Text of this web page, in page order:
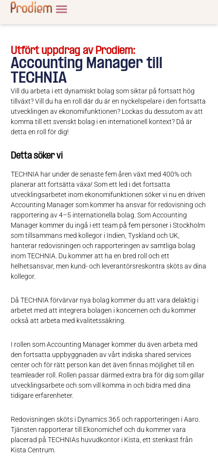
Utfört uppdrag av Prodiem:
Accounting Manager till
TECHNIA
Vill du arbeta i ett dynamiskt bolag som siktar på fortsatt hög
tillväxt? Vill du ha en roll där du är en nyckelspelare i den fortsatta
utvecklingen av ekonomifunktionen? Lockas du dessutom av att
komma till ett svenskt bolag i en internationell kontext? Då är
detta en roll för dig!
Detta söker vi
TECHNIA har under de senaste fem åren växt med 400% och
planerar att fortsätta växa! Som ett led i det fortsatta
utvecklingsarbetet inom ekonomifunktionen söker vi nu en driven
Accounting Manager som kommer ha ansvar för redovisning och
rapportering av 4–5 internationella bolag. Som Accounting
Manager kommer du ingå i ett team på fem personer i Stockholm
som tillsammans med kollegor i Indien, Tyskland och UK,
hanterar redovisningen och rapporteringen av samtliga bolag
inom TECHNIA. Du kommer att ha en bred roll och ett
helhetsansvar, men kund- och leverantörsreskontra sköts av dina
kollegor.
Då TECHNIA förvärvar nya bolag kommer du att vara delaktig i
arbetet med att integrera bolagen i koncernen och du kommer
också att arbeta med kvalitetssäkring.
I rollen som Accounting Manager kommer du även arbeta med
den fortsatta uppbyggnaden av vårt indiska shared services
center och för rätt person kan det även finnas möjlighet till en
teamleader roll. Rollen passar därmed extra bra för dig som gillar
utvecklingsarbete och som vill komma in och bidra med dina
tidigare erfarenheter.
Redovisningen sköts i Dynamics 365 och rapporteringen i Aaro.
Tjänsten rapporterar till Ekonomichef och du kommer vara
placerad på TECHNIAs huvudkontor i Kista, ett stenkast från
Kista Centrum.